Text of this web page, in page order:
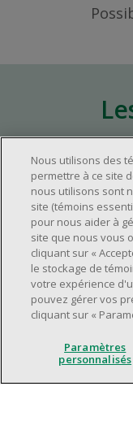
Environ un
dans
Environ un
supervision.
Avoir une
travail le
Être capable
temps et de
Excellentes
Avoir du
Nous utilisons des
permettre à ce site
nous utilisons sont
site (témoins
pour nous aider à
site que nous vous
cliquant sur «
le stockage de
votre expérience
pouvez gérer vos
cliquant sur «
Paramètres
personnalisés